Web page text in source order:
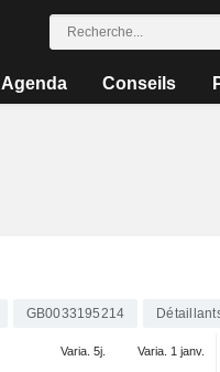
Agenda Conseils
GB0033195214
Varia. 5j. Varia. 1 janv.